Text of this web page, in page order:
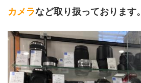
カメラなど取り扱っております。